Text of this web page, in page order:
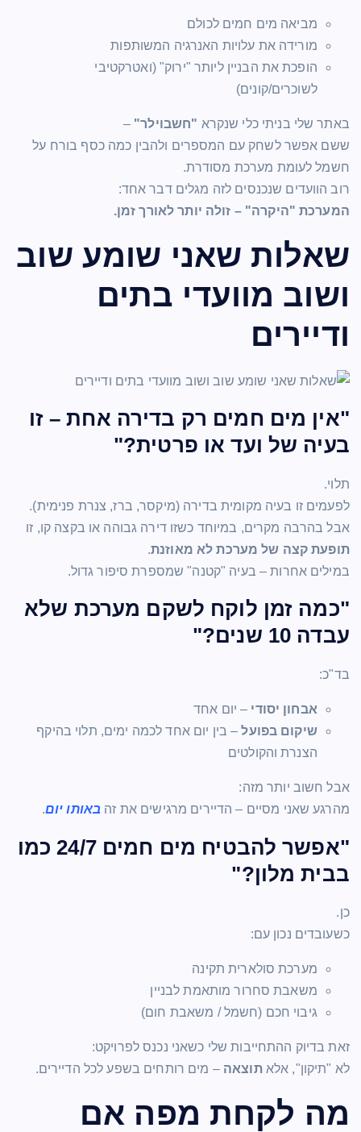
מביאה מים חמים לכולם
מורידה את עלויות האנרגיה המשותפות
הופכת את הבניין ליותר "ירוק" (ואטרקטיבי
לשוכרים/קונים)
באתר שלי בניתי כלי שנקרא "חשבוילר" –
ששם אפשר לשחק עם המספרים ולהבין כמה כסף בורח על
חשמל לעומת מערכת מסודרת.
רוב הוועדים שנכנסים לזה מגלים דבר אחד:
המערכת "היקרה" – זולה יותר לאורך זמן.
שאלות שאני שומע שוב
ושוב מוועדי בתים
ודיירים
"אין מים חמים רק בדירה אחת – זו
בעיה של ועד או פרטית?"
תלוי.
לפעמים זו בעיה מקומית בדירה (מיקסר, ברז, צנרת פנימית).
אבל בהרבה מקרים, במיוחד כשזו דירה גבוהה או בקצה קו, זו
תופעת קצה של מערכת לא מאוזנת.
במילים אחרות – בעיה "קטנה" שמספרת סיפור גדול.
"כמה זמן לוקח לשקם מערכת שלא
עבדה 10 שנים?"
בד"כ:
אבחון יסודי – יום אחד
שיקום בפועל– בין יום אחד לכמה ימים, תלוי בהיקף
הצנרת והקולטים
אבל חשוב יותר מזה:
מהרגע שאני מסיים – הדיירים מרגישים את זה באותו יום.
"אפשר להבטיח מים חמים 24/7 כמו
בבית מלון?"
כן.
כשעובדים נכון עם:
מערכת סולארית תקינה
משאבת סחרור מותאמת לבניין
גיבוי חכם (חשמל / משאבת חום)
זאת בדיוק ההתחייבות שלי כשאני נכנס לפרויקט:
לא "תיקון", אלאתוצאה – מים רותחים בשפע לכל הדיירים.
מה לקחת מפה אם